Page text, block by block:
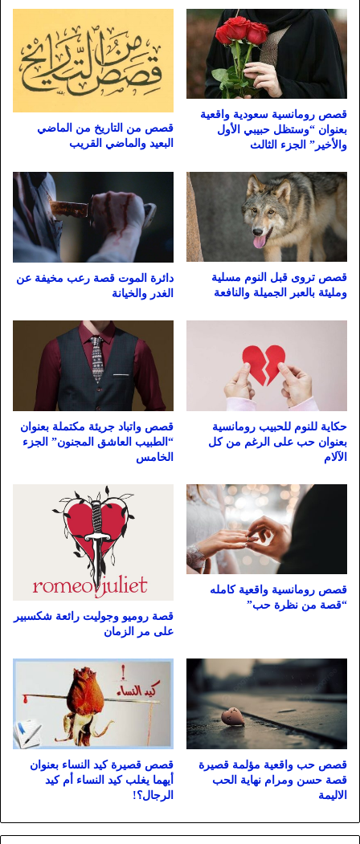
قصص رومانسية سعودية واقعية
بعنوان “وستظل حبيبي الأول
والأخير” الجزء الثالث
قصص من التاريخ من الماضي
البعيد والماضي القريب
قصص تروى قبل النوم مسلية
ومليئة بالعبر الجميلة والنافعة
دائرة الموت قصة رعب مخيفة عن
الغدر والخيانة
حكاية للنوم للحبيب رومانسية
بعنوان حب على الرغم من كل
الآلام
قصص واتباد جريئة مكتملة بعنوان
“الطبيب العاشق المجنون” الجزء
الخامس
قصص رومانسية واقعية كامله
“قصة من نظرة حب”
قصة روميو وجوليت رائعة شكسبير
على مر الزمان
قصص حب واقعية مؤلمة قصيرة
قصة حسن ومرام نهاية الحب
الاليمة
قصص قصيرة كيد النساء بعنوان
أيهما يغلب كيد النساء أم كيد
الرجال؟!